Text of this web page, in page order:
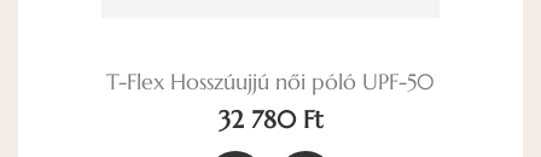
T-Flex Hosszúujjú női póló UPF-50
32 780 Ft